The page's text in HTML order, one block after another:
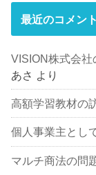
最近のコメント
VISION株式会社
あさ
より
高額学習教材の
個人事業主とし
マルチ商法の問